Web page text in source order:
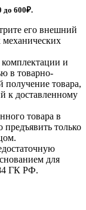
до 600₽.
его внешний
механических
и
в товарно-
товара,
к доставленному
товара в
только
для
ГК РФ.